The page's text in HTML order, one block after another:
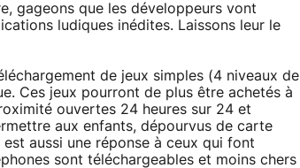
gageons que les développeurs vont
ludiques inédites. Laissons leur le
de jeux simples (4 niveaux de
Ces jeux pourront de plus être achetés à
ouvertes 24 heures sur 24 et
aux enfants, dépourvus de carte
aussi une réponse à ceux qui font
sont téléchargeables et moins chers